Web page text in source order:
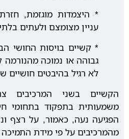
* היצמדות מוגזמת,
עניין מצומצם ולעתים
* קשיים בויסות החושי
גבוהה או נמוכה מהנורמה
לא רגיל בהיבטים חושיים
הקשיים בשני המרכיבים
משמעותית בתפקוד בתחומי
הפגיעה נעה, כאמור, על רצף
מהמרכיבים על פי מידת